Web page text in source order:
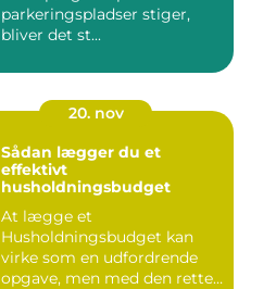
parkeringspladser stiger,
bliver det st...
20. nov
Sådan lægger du et
effektivt
husholdningsbudget
At lægge et
Husholdningsbudget kan
virke som en udfordrende
opgave, men med den rette